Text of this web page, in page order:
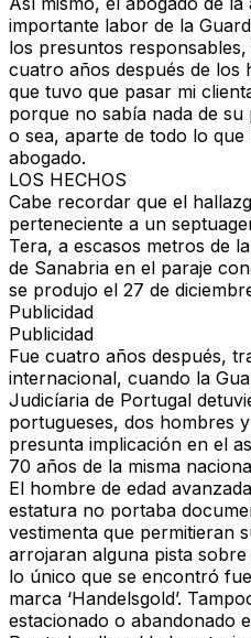
importante labor de la
los presuntos
cuatro años después de los
que tuvo que pasar mi
porque no sabía nada de
o sea, aparte de todo lo que
abogado.
LOS HECHOS
Cabe recordar que el
perteneciente a un
Tera, a escasos metros de
de Sanabria en el paraje
se produjo el 27 de
Publicidad
Publicidad
Fue cuatro años después,
internacional, cuando la
Judicíaria de Portugal
portugueses, dos hombres
presunta implicación en el
70 años de la misma
El hombre de edad
estatura no portaba
vestimenta que permitieran
arrojaran alguna pista
lo único que se encontró
marca ‘Handelsgold’.
estacionado o abandonado